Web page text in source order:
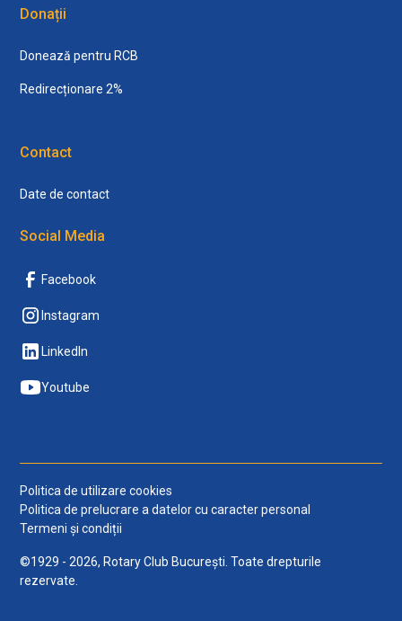
Donații
Donează pentru RCB
Redirecționare 2%
Contact
Date de contact
Social Media
Facebook
Instagram
LinkedIn
Youtube
©1929 - 2026, Rotary Club București. Toate drepturile
rezervate.
Politica de utilizare cookies
Politica de prelucrare a datelor cu caracter personal
Termeni și condiții